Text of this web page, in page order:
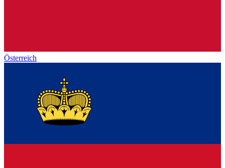
Österreich